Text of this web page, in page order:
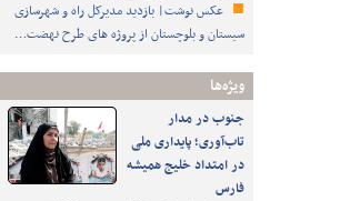
عکس نوشت| بازدید مدیرکل راه و شهرسازی
سیستان و بلوچستان از پروژه های طرح نهضت…
ویژه‌ها
جنوب در مدار
تاب‌آوری؛ پایداری ملی
در امتداد خلیج همیشه
فارس